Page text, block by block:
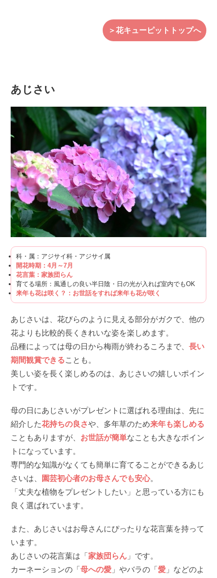
＞花キューピットトップへ
あじさい
科・属：アジサイ科・アジサイ属
開花時期：4月～7月
花言葉：家族団らん
育てる場所：風通しの良い半日陰・日の光が入れば室内でもOK
来年も花は咲く？：お世話をすれば来年も花が咲く
あじさいは、花びらのように見える部分がガクで、他の
花よりも比較的長くきれいな姿を楽しめます。
品種によっては母の日から梅雨が終わるころまで、長い
期間観賞できることも。
美しい姿を長く楽しめるのは、あじさいの嬉しいポイン
トです。
母の日にあじさいがプレゼントに選ばれる理由は、先に
紹介した花持ちの良さや、多年草のため来年も楽しめる
こともありますが、 お世話が簡単なことも大きなポイン
トになっています。
専門的な知識がなくても簡単に育てることができるあじ
さいは、 園芸初心者のお母さんでも安心。
「丈夫な植物をプレゼントしたい」と思っている方にも
良く選ばれています。
また、あじさいはお母さんにぴったりな花言葉を持って
います。
あじさいの花言葉は「 家族団らん 」です。
カーネーションの「母への愛 」やバラの「愛 」などのよ